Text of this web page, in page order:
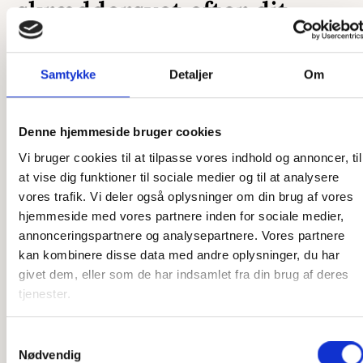
Samtykke Detaljer Om
Denne hjemmeside bruger cookies
Vi bruger cookies til at tilpasse vores indhold og annoncer, til
at vise dig funktioner til sociale medier og til at analysere
vores trafik. Vi deler også oplysninger om din brug af vores
hjemmeside med vores partnere inden for sociale medier,
annonceringspartnere og analysepartnere. Vores partnere
kan kombinere disse data med andre oplysninger, du har
givet dem, eller som de har indsamlet fra din brug af deres
tjenester.
Nødvendig
skræddersyet efter dit
ønske
Som et dansk producerende firma har vi en unik mulighed
for at skræddersy vores produkter præcis efter dine ønsker.
graveret på, eller et helt unikt kort, så er vi klar til at hjælpe.
Vores designere står klar til at høre, hvad du ønsker, og
vores snedkere står klar til at lave det efter dine tanker. Vi
har stor erfaring med at producere speciallavede produkter,
så har du en sjov idé, som du gerne vil have gjort til
virkelighed, er du kommet til det rette sted. Der er ikke
meget, som ikke er muligt, og det er kun fantasien, der
sætter grænser.
Har du ikke idéen 100 % på plads, står vi også klar til at
hjælpe der. Vi har mange års erfaring med produktion af
disse produkter og kan derfor yde den bedste rådgivning i